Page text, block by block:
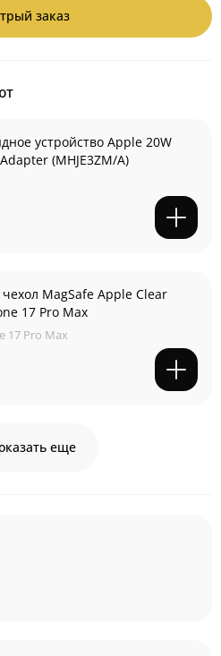
заказ
устройство Apple 20W
(MHJE3ZM/A)
MagSafe Apple Clear
17 Pro Max
17 Pro Max
еще